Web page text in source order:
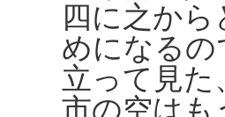
四に之か
めになる
立って見た
市の空はも